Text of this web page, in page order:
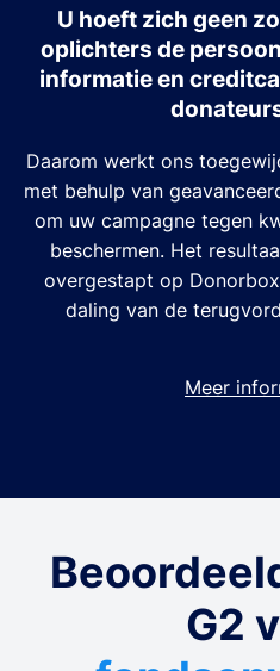
U hoeft zich geen
oplichters de
informatie en
Daarom werkt ons
met behulp van
om uw campagne tegen
beschermen. Het
overgestapt op
daling van de
Meer
G2